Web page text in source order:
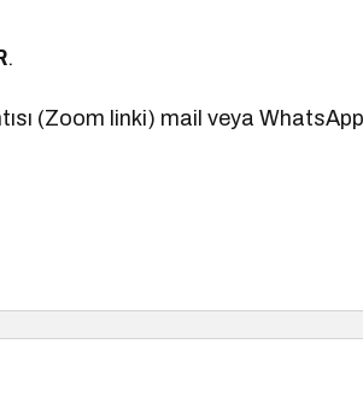
.
(Zoom linki) mail veya WhatsApp